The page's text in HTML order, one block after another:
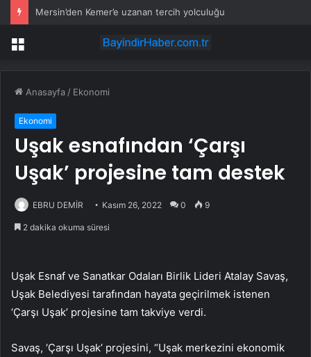
Mersin’den Kemer’e uzanan tercih yolculuğu
Menü
Anasayfa / Ekonomi
Ekonomi
Uşak esnafından ‘Çarşı
Uşak’ projesine tam destek
EBRU DEMİR Kasım 26, 2022 0 9
2 dakika okuma süresi
Uşak Esnaf ve Sanatkar Odaları Birlik Lideri Atalay Savaş,
Uşak Belediyesi tarafından hayata geçirilmek istenen
‘Çarşı Uşak’ projesine tam takviye verdi.
Savaş, ‘Çarşı Uşak’ projesini, “Uşak merkezini ekonomik